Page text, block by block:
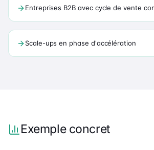
Entreprises B2B avec cycle de vente
Scale-ups en phase d'accélération
Exemple concret